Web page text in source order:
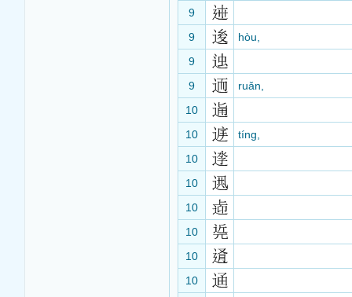
9
9
hòu,
9
9
ruǎn,
10
10
tíng,
10
10
10
10
10
10